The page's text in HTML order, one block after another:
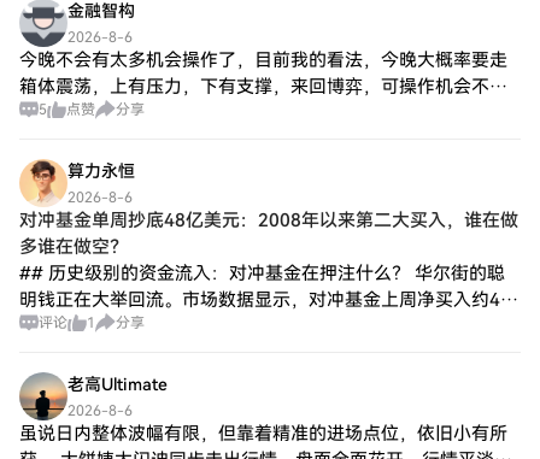
金融智构
2026-8-6
今晚不会有太多机会操作了，目前我的看法，今晚大概率要走
箱体震荡，上有压力，下有支撑，来回博弈，可操作机会不
多，今晚建议休息，等行情走出来，目前走势观察，没有新的
5 点赞 分享
算力永恒
2026-8-6
对冲基金单周抄底48亿美元：2008年以来第二大买入，谁在做
多谁在做空？
## 历史级别的资金流入：对冲基金在押注什么？ 华尔街的聪
明钱正在大举回流。市场数据显示，对冲基金上周净买入约48
亿美元美国股票，创2008年以来第二大单周买入规模；以标普
评论 1 分享
老高Ultimate
2026-8-6
虽说日内整体波幅有限，但靠着精准的进场点位，依旧小有所